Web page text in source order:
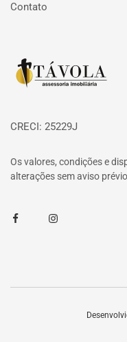
Contato
Página inicial
CRECI: 25229J
Os valores, condições e
alterações sem aviso
FacebookInstagram